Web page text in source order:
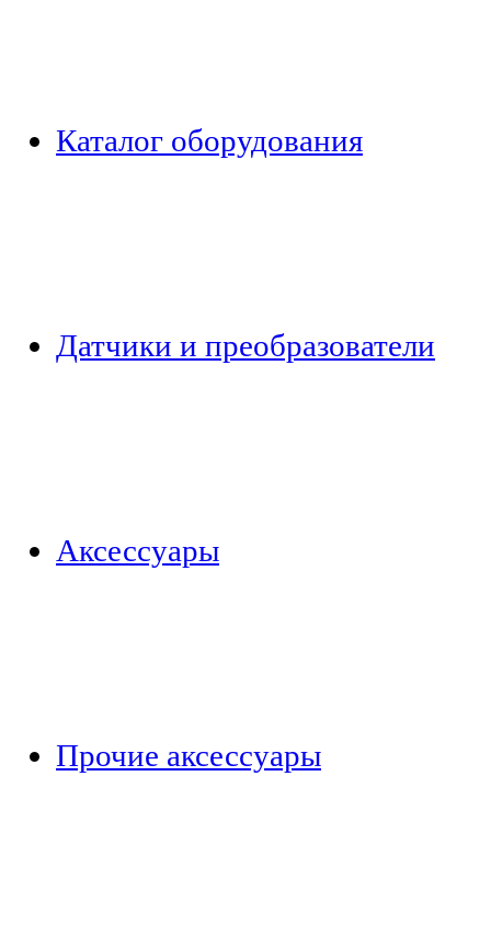
Каталог оборудования
Датчики и преобразователи
Аксессуары
Прочие аксессуары